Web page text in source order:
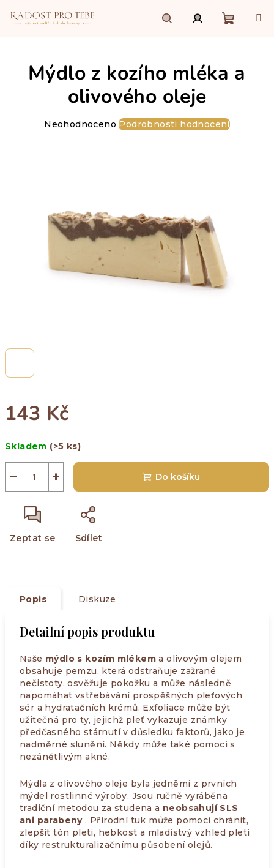
HledatPřihlášení
košík
143 Kč
cena:
Skladem (>5 ks)
+
− Do košíku
Zeptat se Sdílet
Mýdlo z kozího mléka a
olivového oleje
Průměrné
hvězdiček.
Neohodnoceno Podrobnosti hodnocení
Popis Diskuze
Detailní popis produktu
Naše mýdlo s kozím mlékem a olivovým olejem
obsahuje pemzu, která odstraňuje zažrané
nečistoty, osvěžuje pokožku a může následně
napomáhat vstřebávání prospěšných pleťových
sér a hydratačních krémů. Exfoliace může být
užitečná pro ty, jejichž pleť vykazuje známky
předčasného stárnutí v důsledku faktorů, jako je
nadměrné slunění. Někdy může také pomoci s
nezánětlivým akné.
Mýdla z olivového oleje byla jedněmi z prvních
mýdel rostlinné výroby. Jsou ručně vyráběna
tradiční metodou za studena a neobsahují SLS
ani parabeny. Přírodní tuk může pomoci chránit,
zlepšit tón pleti, hebkost a mladistvý vzhled pleti
díky restrukturalizačnímu působení olejů.